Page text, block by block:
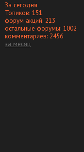
За сегодня
Топиков: 151
форум акций: 213
остальные форумы: 1002
комментариев: 2456
за месяц